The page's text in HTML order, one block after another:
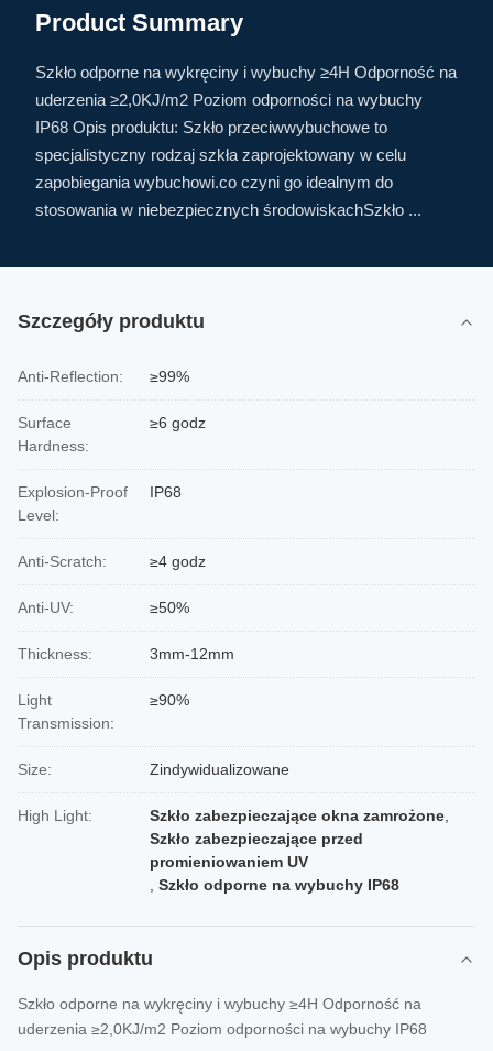
Product Summary
Szkło odporne na wykręciny i wybuchy ≥4H Odporność na
uderzenia ≥2,0KJ/m2 Poziom odporności na wybuchy
IP68 Opis produktu: Szkło przeciwwybuchowe to
specjalistyczny rodzaj szkła zaprojektowany w celu
zapobiegania wybuchowi.co czyni go idealnym do
stosowania w niebezpiecznych środowiskachSzkło ...
Szczegóły produktu
Anti-Reflection: ≥99%
Surface
Hardness:
≥6 godz
Explosion-Proof
Level:
IP68
Anti-Scratch: ≥4 godz
Anti-UV: ≥50%
Thickness: 3mm-12mm
Light
Transmission:
≥90%
Size: Zindywidualizowane
High Light: Szkło zabezpieczające okna zamrożone
Szkło zabezpieczające przed
promieniowaniem UV
Szkło odporne na wybuchy IP68
Opis produktu
Szkło odporne na wykręciny i wybuchy ≥4H Odporność na
uderzenia ≥2,0KJ/m2 Poziom odporności na wybuchy IP68